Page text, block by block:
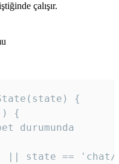
çalışır.
{
{
durumunda
|| state ==